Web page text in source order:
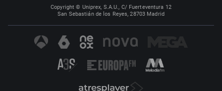
Copyright © Uniprex, S.A.U., C/ Fuerteventura 12
San Sebastián de los Reyes, 28703 Madrid